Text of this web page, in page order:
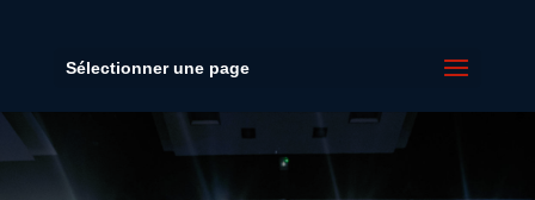
Sélectionner une page